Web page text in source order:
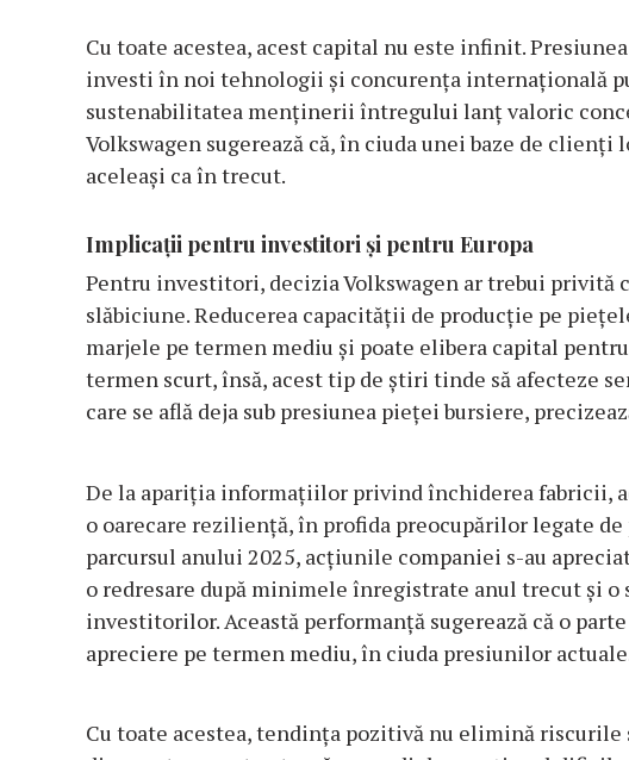
Cu toate acestea, acest capital nu este infinit.
investi în noi tehnologii și concurența internațională
sustenabilitatea menținerii întregului lanț valoric
Volkswagen sugerează că, în ciuda unei baze de
aceleași ca în trecut.
Implicații pentru investitori și pentru Europa
Pentru investitori, decizia Volkswagen ar trebui privită
slăbiciune. Reducerea capacității de producție pe
marjele pe termen mediu și poate elibera capital
termen scurt, însă, acest tip de știri tinde să afecteze
care se află deja sub presiunea pieței bursiere,
De la apariția informațiilor privind închiderea fabricii,
o oarecare reziliență, în profida preocupărilor legate
parcursul anului 2025, acțiunile companiei s-au
o redresare după minimele înregistrate anul trecut și
investitorilor. Această performanță sugerează că o
apreciere pe termen mediu, în ciuda presiunilor
Cu toate acestea, tendința pozitivă nu elimină